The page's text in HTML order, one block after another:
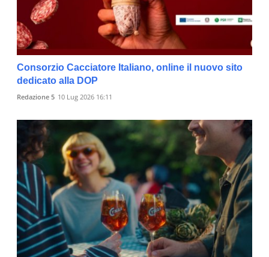
Consorzio Cacciatore Italiano, online il nuovo sito
dedicato alla DOP
Redazione 5 10 Lug 2026 16:11